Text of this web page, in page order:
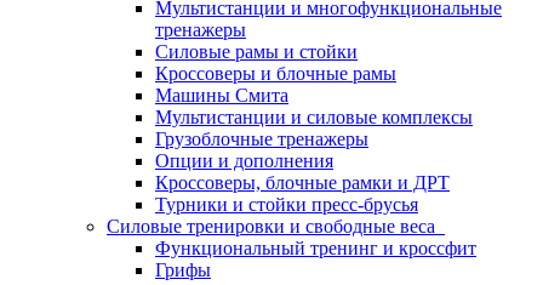
Мультистанции и многофункциональные
тренажеры
Силовые рамы и стойки
Кроссоверы и блочные рамы
Машины Смита
Мультистанции и силовые комплексы
Грузоблочные тренажеры
Опции и дополнения
Кроссоверы, блочные рамки и ДРТ
Турники и стойки пресс-брусья
Силовые тренировки и свободные веса
Функциональный тренинг и кроссфит
Грифы